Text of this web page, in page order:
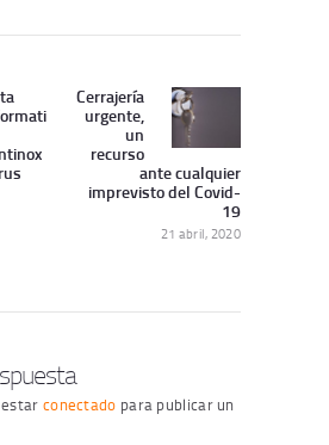
Siguiente
publicación:
Cerrajería
urgente,
un
recurso
ante cualquier
imprevisto del Covid-
19
21 abril, 2020
conectado para publicar un